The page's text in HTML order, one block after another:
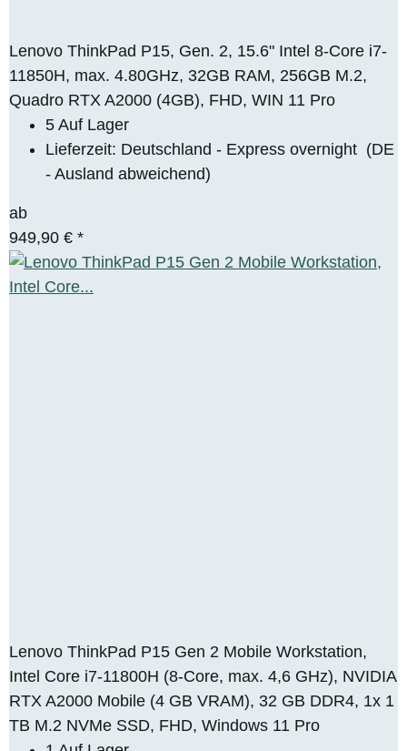
Lenovo ThinkPad P15, Gen. 2, 15.6" Intel 8-Core i7-
11850H, max. 4.80GHz, 32GB RAM, 256GB M.2,
Quadro RTX A2000 (4GB), FHD, WIN 11 Pro
5 Auf Lager
Lieferzeit: Deutschland - Express overnight (DE
- Ausland abweichend)
ab
949,90 € *
Lenovo ThinkPad P15 Gen 2 Mobile Workstation,
Intel Core i7-11800H (8-Core, max. 4,6 GHz), NVIDIA
RTX A2000 Mobile (4 GB VRAM), 32 GB DDR4, 1x 1
TB M.2 NVMe SSD, FHD, Windows 11 Pro